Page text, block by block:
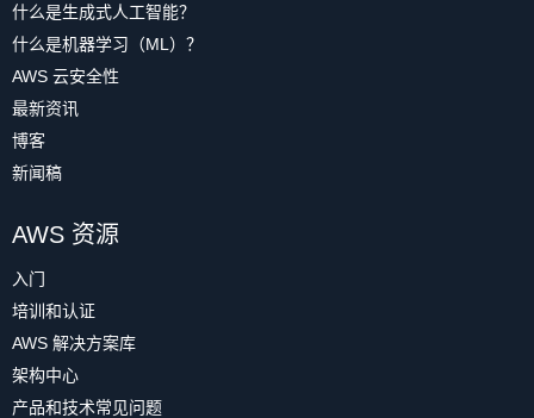
什么是生成式人工智能？
什么是机器学习（ML）？
AWS 云安全性
最新资讯
博客
新闻稿
AWS 资源
入门
培训和认证
AWS 解决方案库
架构中心
产品和技术常见问题